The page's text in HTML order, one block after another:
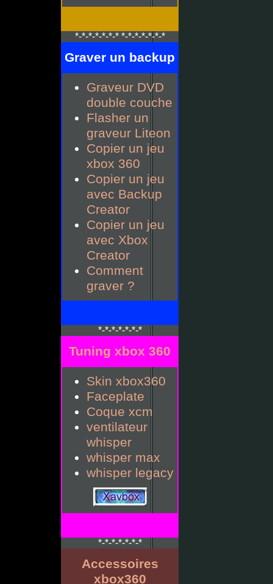
*-*-*-*-*-*-* *-*-*-*-*-*-*
Graver un backup
Graveur DVD
double couche
Flasher un
graveur Liteon
Copier un jeu
xbox 360
Copier un jeu
avec Backup
Creator
Copier un jeu
avec Xbox
Creator
Comment
graver ?
*-*-*-*-*-*-*
Tuning xbox 360
Skin xbox360
Faceplate
Coque xcm
ventilateur
whisper
whisper max
whisper legacy
*-*-*-*-*-*-*
Accessoires
xbox360